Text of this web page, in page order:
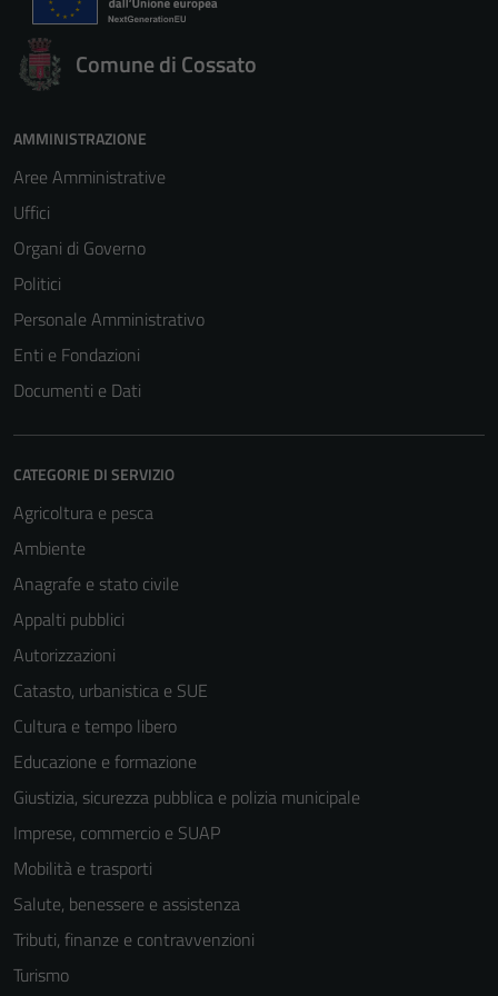
Comune di Cossato
AMMINISTRAZIONE
Aree Amministrative
Uffici
Organi di Governo
Politici
Personale Amministrativo
Enti e Fondazioni
Documenti e Dati
CATEGORIE DI SERVIZIO
Agricoltura e pesca
Ambiente
Anagrafe e stato civile
Appalti pubblici
Autorizzazioni
Catasto, urbanistica e SUE
Cultura e tempo libero
Educazione e formazione
Giustizia, sicurezza pubblica e polizia municipale
Imprese, commercio e SUAP
Mobilità e trasporti
Salute, benessere e assistenza
Tributi, finanze e contravvenzioni
Turismo